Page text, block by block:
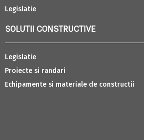
Legislatie
SOLUTII CONSTRUCTIVE
Legislatie
Proiecte si randari
Echipamente si materiale de constructii